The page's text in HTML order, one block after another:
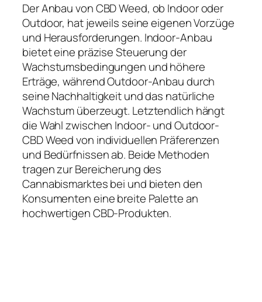
Der Anbau von CBD Weed, ob Indoor oder
Outdoor, hat jeweils seine eigenen Vorzüge
und Herausforderungen. Indoor-Anbau
bietet eine präzise Steuerung der
Wachstumsbedingungen und höhere
Erträge, während Outdoor-Anbau durch
seine Nachhaltigkeit und das natürliche
Wachstum überzeugt. Letztendlich hängt
die Wahl zwischen Indoor- und Outdoor-
CBD Weed von individuellen Präferenzen
und Bedürfnissen ab. Beide Methoden
tragen zur Bereicherung des
Cannabismarktes bei und bieten den
Konsumenten eine breite Palette an
hochwertigen CBD-Produkten.